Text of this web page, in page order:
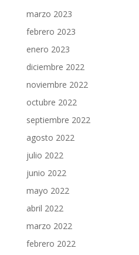
marzo 2023
febrero 2023
enero 2023
diciembre 2022
noviembre 2022
octubre 2022
septiembre 2022
agosto 2022
julio 2022
junio 2022
mayo 2022
abril 2022
marzo 2022
febrero 2022